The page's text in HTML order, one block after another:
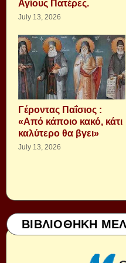
Αγίους Πατέρες.
July 13, 2026
Γέροντας Παΐσιος :
«Από κάποιο κακό, κάτι
καλύτερο θα βγει»
July 13, 2026
ΒΙΒΛΙΟΘΗΚΗ